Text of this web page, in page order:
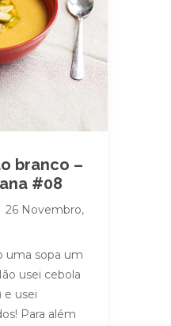
branco –
#08
26 Novembro,
uma sopa um
usei cebola
e usei
Para além